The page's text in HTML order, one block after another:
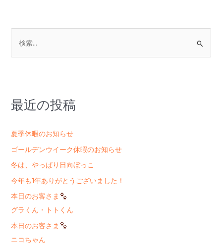
索
最近の投稿
夏季休暇のお知らせ
ゴールデンウイーク休暇のお知らせ
冬は、やっぱり日向ぼっこ
今年も1年ありがとうございました！
本日のお客さま
グラくん・トトくん
本日のお客さま
ニコちゃん